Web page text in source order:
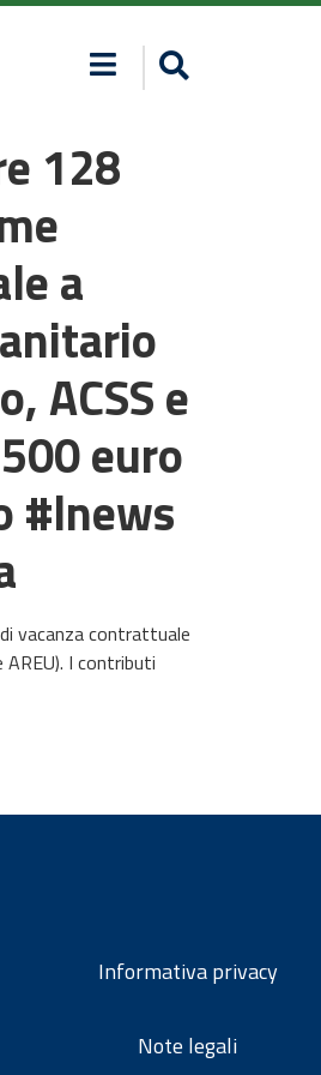
128
a
ACSS e
euro
#lnews
vacanza contrattuale
I contributi
Informativa privacy
Note legali